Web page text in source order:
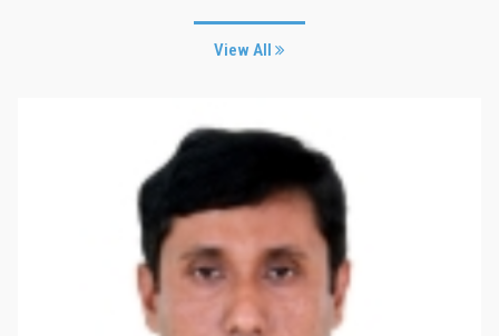
View All
Kazi Mohammad Mahbubur
Rahma্‌n , professor, Department